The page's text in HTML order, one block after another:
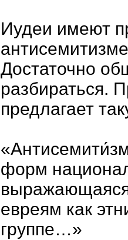
Иудеи имеют
Достаточно
разбираться.
предлагает
форм
евреям как
группе…»